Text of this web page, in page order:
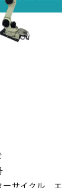
ーサイクル、エ